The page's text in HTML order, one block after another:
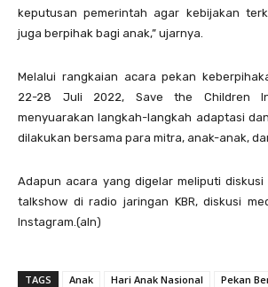
keputusan pemerintah agar kebijakan
juga berpihak bagi anak,” ujarnya.
Melalui rangkaian acara pekan
22-28 Juli 2022, Save the Children
menyuarakan langkah-langkah adaptasi
dilakukan bersama para mitra, anak-anak,
Adapun acara yang digelar meliputi diskusi
talkshow di radio jaringan KBR, diskusi
Instagram.(aln)
TAGS Anak Hari Anak Nasional
Pekan